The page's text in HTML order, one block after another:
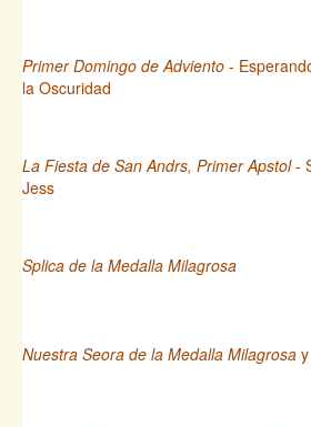
Primer Domingo de Adviento -
la Oscuridad
La Fiesta de San Andrs, Primer Apstol-
Jess
Splica de la Medalla Milagrosa
Nuestra Seora de la Medalla Milagrosa